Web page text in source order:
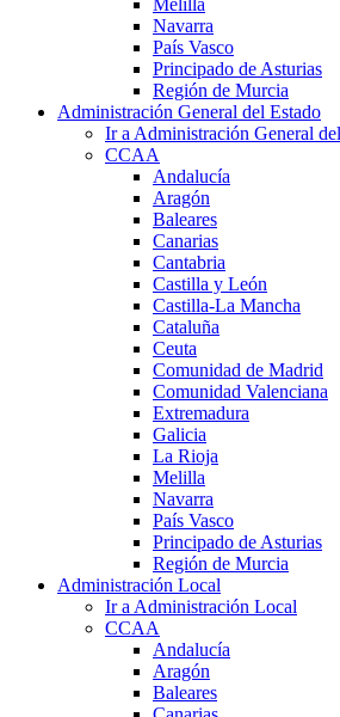
Navarra
País Vasco
Principado de Asturias
Región de Murcia
Administración General del Estado
Ir a Administración General
CCAA
Andalucía
Aragón
Baleares
Canarias
Cantabria
Castilla y León
Castilla-La Mancha
Cataluña
Ceuta
Comunidad de Madrid
Comunidad Valenciana
Extremadura
Galicia
La Rioja
Melilla
Navarra
País Vasco
Principado de Asturias
Región de Murcia
Administración Local
Ir a Administración Local
CCAA
Andalucía
Aragón
Baleares